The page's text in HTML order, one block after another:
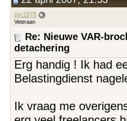
tijn1978
Veteraan
Re: Nieuwe VAR-
detachering
Erg handig ! Ik had
Belastingdienst
Ik vraag me